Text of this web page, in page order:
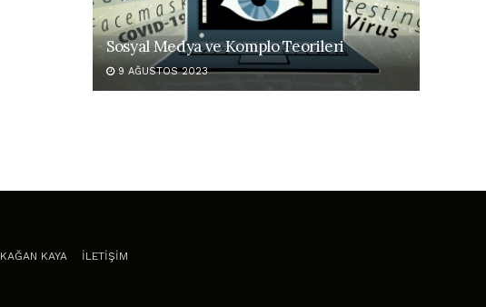
Sosyal Medya ve Komplo Teorileri
9 AĞUSTOS 2023
KAĞAN KAYA İLETİŞİM